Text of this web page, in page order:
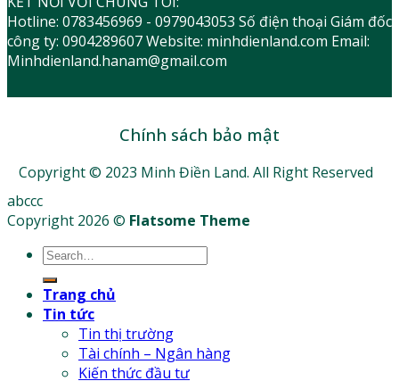
Hotline: 0783456969 - 0979043053 Số điện thoại Giám đốc
công ty: 0904289607 Website: minhdienland.com Email:
Minhdienland.hanam@gmail.com
Chính sách bảo mật
Copyright © 2023 Minh Điền Land. All Right Reserved
abccc
Copyright 2026 © Flatsome Theme
Trang chủ
Tin tức
Tin thị trường
Tài chính – Ngân hàng
Kiến thức đầu tư